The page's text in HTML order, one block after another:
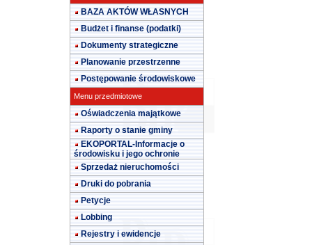
BAZA AKTÓW WŁASNYCH
Budżet i finanse (podatki)
Dokumenty strategiczne
Planowanie przestrzenne
Postępowanie środowiskowe
Menu przedmiotowe
Oświadczenia majątkowe
Raporty o stanie gminy
EKOPORTAL-Informacje o
środowisku i jego ochronie
Sprzedaż nieruchomości
Druki do pobrania
Petycje
Lobbing
Rejestry i ewidencje